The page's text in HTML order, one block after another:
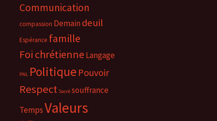
Communication
compassion Demaindeuil
Espérance famille
Foi chrétienne Langage
PNL Politique Pouvoir
Respect Sacré souffrance
TempsValeurs